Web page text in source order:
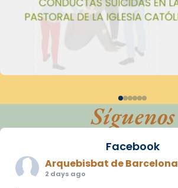
Síguenos
Facebook
Arquebisbat de Barcelona
2 days ago